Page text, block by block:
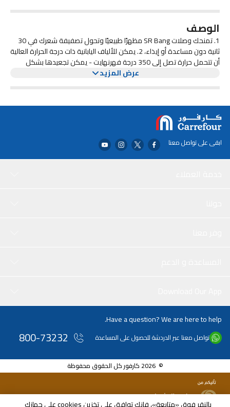
الوصف
1. تمنحك وصلات SR Bang مظهرًا طبيعيًا وتحول تصفيفة شعرك في 30
ثانية دون مساعدة أو إيذاء، 2. يمكن للألياف اليابانية ذات درجة الحرارة العالية
أن تتحمل حرارة تصل إلى 350 درجة فهرنهايت - يمكن تجعيدها بشكل
مستقيم، ويمكن فرد الألياف المموجة، 3. تضيف الغرة المشبكية نكهة
جديد مثير عن طريق تغيير أسلوبها باستخدام الغرة، 5. لماذا هو مختلف: مع
ملحق فريد من نوعه وسهل الاستخدام، تتيح لك الغرة المشبكية تجربة
الغرة على الفور دون متاعب الصيانة العالية المتمثلة في نموها مرة أخرى،
ملاحظة: 1. بسبب تأثير الضوء وسطوع الشاشة، قد يكون هناك بعض
الأولى التي تستخدم فيها، يعد تساقط الشعر الطفيف ظاهرة طبيعية.
عرض المزيد
ابقى على تواصل معنا
Have a question? We are here to help.
تواصل معنا عبر الدردشة للحصول على المساعدة 800-73232
© 2026 كارفور كل الحقوق محفوظة